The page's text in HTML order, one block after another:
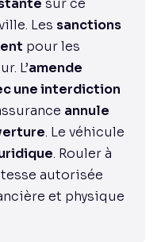
Les sanctions
pour les
L’amende
une interdiction
annule
. Le véhicule
. Rouler à
autorisée
et physique